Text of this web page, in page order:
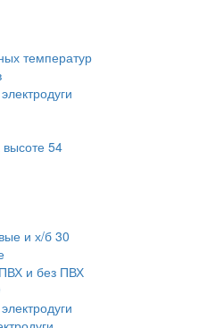
температур
54
и х/б 30
и без ПВХ